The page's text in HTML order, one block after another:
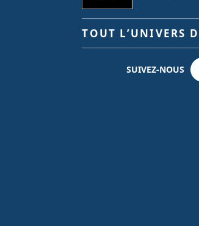
TOUT L’UNIVERS
SUIVEZ-NOUS